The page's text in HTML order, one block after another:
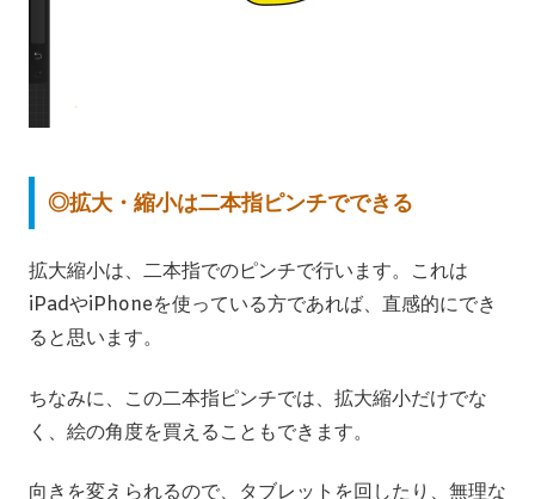
◎拡大・縮小は二本指ピンチでできる
拡大縮小は、二本指でのピンチで行います。これは
iPadやiPhoneを使っている方であれば、直感的にでき
ると思います。
ちなみに、この二本指ピンチでは、拡大縮小だけでな
く、絵の角度を買えることもできます。
向きを変えられるので、タブレットを回したり、無理な